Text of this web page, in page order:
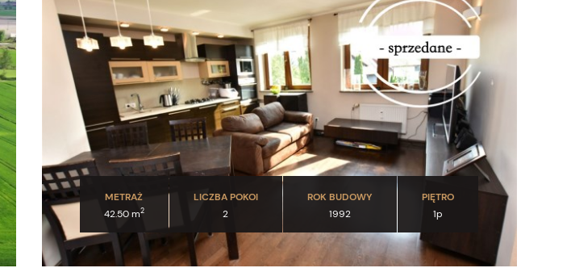
METRAŻ
42.50 m2
LICZBA POKOI
2
ROK BUDOWY
1992
PIĘTRO
1p